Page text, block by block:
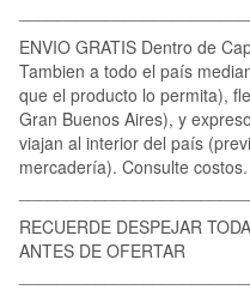
ENVIO GRATIS Dentro de
Tambien a todo el país
que el producto lo permita),
Gran Buenos Aires), y
viajan al interior del país
mercadería). Consulte costos.
RECUERDE DESPEJAR
ANTES DE OFERTAR